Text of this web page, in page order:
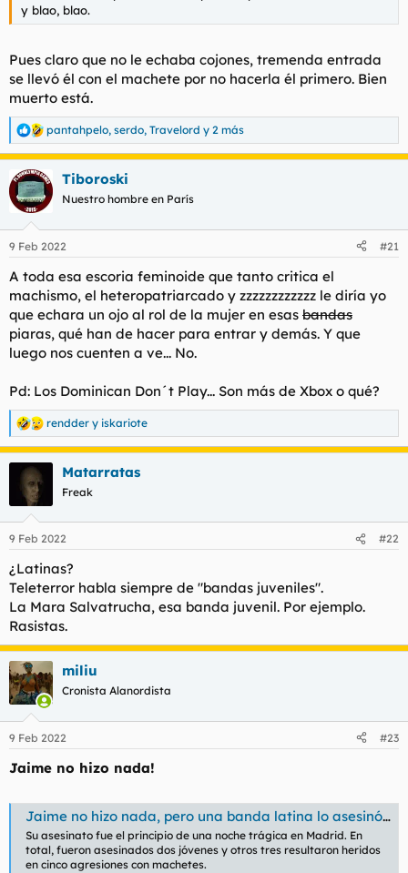
y blao, blao.
Pues claro que no le echaba cojones, tremenda entrada
se llevó él con el machete por no hacerla él primero. Bien
muerto está.
R
e
a
c
c
i
e
:
pantahpelo, serdo, Travelord y 2 más
Tiboroski
Nuestro hombre en París
9 Feb 2022 #21
A toda esa escoria feminoide que tanto critica el
machismo, el heteropatriarcado y zzzzzzzzzzzz le diría yo
que echara un ojo al rol de la mujer en esas bandas
piaras, qué han de hacer para entrar y demás. Y que
luego nos cuenten a ve... No.
Pd: Los Dominican Don´t Play... Son más de Xbox o qué?
R
e
a
e
:
rendder y iskariote
Matarratas
Freak
9 Feb 2022 #22
¿Latinas?
Teleterror habla siempre de "bandas juveniles".
La Mara Salvatrucha, esa banda juvenil. Por ejemplo.
Rasistas.
miliu
Cronista Alanordista
9 Feb 2022 #23
Jaime no hizo nada!
Jaime no hizo nada, pero una banda latina lo asesinó a machetazos: luto por el jugador del Móstoles
Su asesinato fue el principio de una noche trágica en Madrid. En
total, fueron asesinados dos jóvenes y otros tres resultaron heridos
en cinco agresiones con machetes.